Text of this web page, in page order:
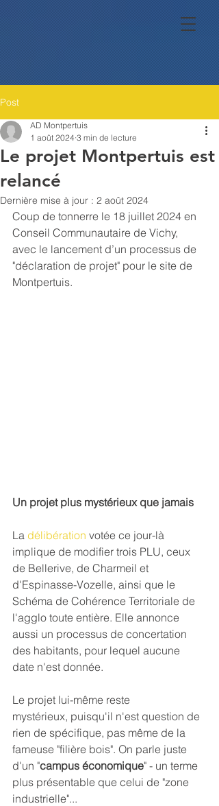
Post
Le projet Montpertuis est
relancé
AD Montpertuis
1 août 2024 3 min de lecture
Dernière mise à jour : 2 août 2024
Coup de tonnerre le 18 juillet 2024 en
Conseil Communautaire de Vichy,
avec le lancement d’un processus de
"déclaration de projet" pour le site de
Montpertuis.
Un projet plus mystérieux que jamais
La délibération votée ce jour-là
implique de modifier trois PLU, ceux
de Bellerive, de Charmeil et
d'Espinasse-Vozelle, ainsi que le
Schéma de Cohérence Territoriale de
l'agglo toute entière. Elle annonce
aussi un processus de concertation
des habitants, pour lequel aucune
date n'est donnée.
Le projet lui-même reste
mystérieux, puisqu'il n'est question de
rien de spécifique, pas même de la
fameuse "filière bois". On parle juste
d'un "campus économique" - un terme
plus présentable que celui de "zone
industrielle"...